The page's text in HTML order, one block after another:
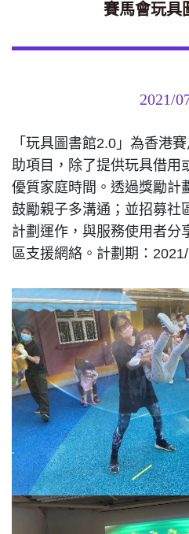
賽馬會玩具
2021/
「玩具圖書館2.0」為香港
助項目，除了提供玩具借用
優質家庭時間。透過獎勵計
鼓勵親子多溝通；並招募社
計劃運作，與服務使用者分
區支援網絡。計劃期：